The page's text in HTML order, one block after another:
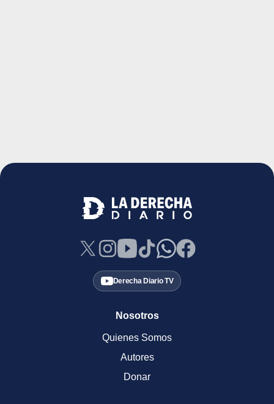
Derecha Diario TV
Nosotros
Quienes Somos
Autores
Donar